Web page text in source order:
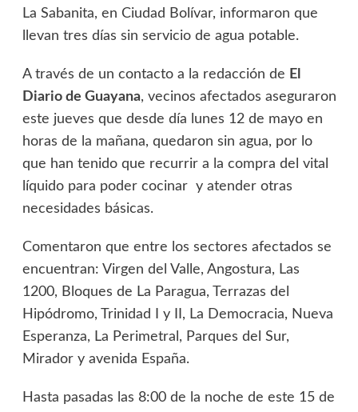
La Sabanita, en Ciudad Bolívar, informaron que
llevan tres días sin servicio de agua potable.
A través de un contacto a la redacción de El
Diario de Guayana, vecinos afectados aseguraron
este jueves que desde día lunes 12 de mayo en
horas de la mañana, quedaron sin agua, por lo
que han tenido que recurrir a la compra del vital
líquido para poder cocinar y atender otras
necesidades básicas.
Comentaron que entre los sectores afectados se
encuentran: Virgen del Valle, Angostura, Las
1200, Bloques de La Paragua, Terrazas del
Hipódromo, Trinidad I y II, La Democracia, Nueva
Esperanza, La Perimetral, Parques del Sur,
Mirador y avenida España.
Hasta pasadas las 8:00 de la noche de este 15 de